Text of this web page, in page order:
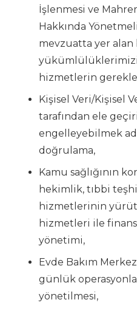
İşlenmesi ve
Hakkında
mevzuatta yer
hizmetlerin
Kişisel Veri/Kişisel
tarafından ele
engelleyebilmek
doğrulama,
Kamu sağlığının
hekimlik, tıbbi
hizmetlerinin
hizmetleri ile
yönetimi,
Evde Bakım
günlük
yönetilmesi,